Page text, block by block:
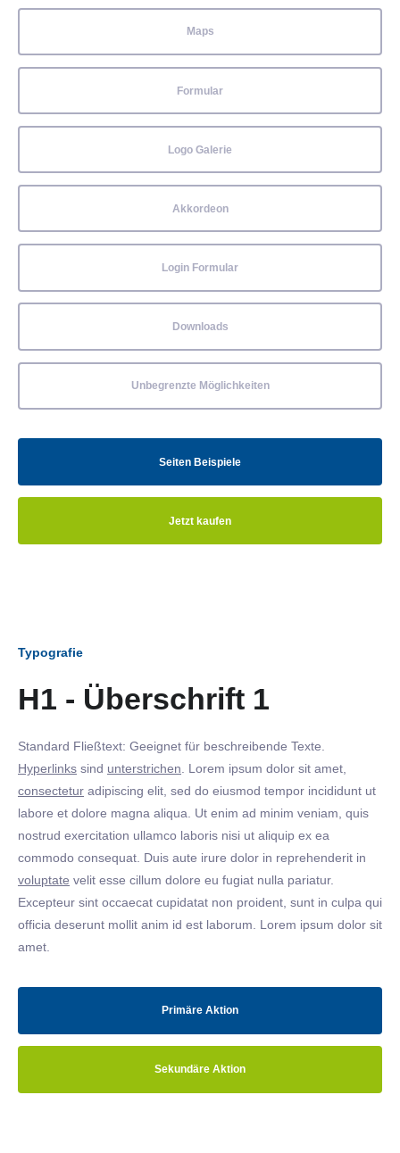
Maps
Formular
Logo Galerie
Akkordeon
Login Formular
Downloads
Unbegrenzte Möglichkeiten
Seiten Beispiele
Jetzt kaufen
Typografie
H1 - Überschrift 1
Standard Fließtext: Geeignet für beschreibende Texte.
Hyperlinks sind unterstrichen . Lorem ipsum dolor sit amet,
consectetur adipiscing elit, sed do eiusmod tempor incididunt ut
labore et dolore magna aliqua. Ut enim ad minim veniam, quis
nostrud exercitation ullamco laboris nisi ut aliquip ex ea
commodo consequat. Duis aute irure dolor in reprehenderit in
voluptate velit esse cillum dolore eu fugiat nulla pariatur.
Excepteur sint occaecat cupidatat non proident, sunt in culpa qui
officia deserunt mollit anim id est laborum. Lorem ipsum dolor sit
amet.
Primäre Aktion
Sekundäre Aktion